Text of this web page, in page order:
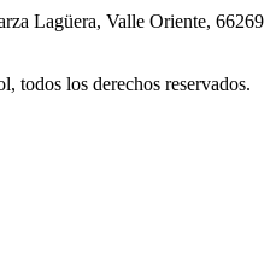
Lagüera, Valle Oriente, 66269
todos los derechos reservados.